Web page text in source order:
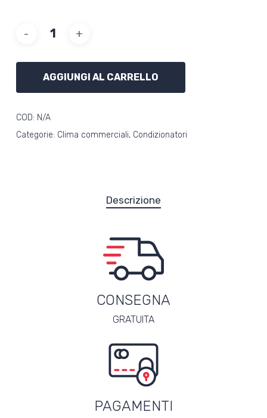
AGGIUNGI AL CARRELLO
COD: N/A
Categorie: Clima commerciali, Condizionatori
Descrizione
CONSEGNA
GRATUITA
PAGAMENTI